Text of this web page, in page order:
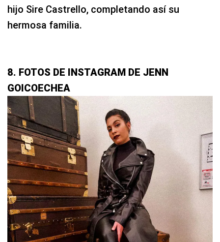
hijo Sire Castrello, completando así su
hermosa familia.
8. FOTOS DE INSTAGRAM DE JENN
GOICOECHEA